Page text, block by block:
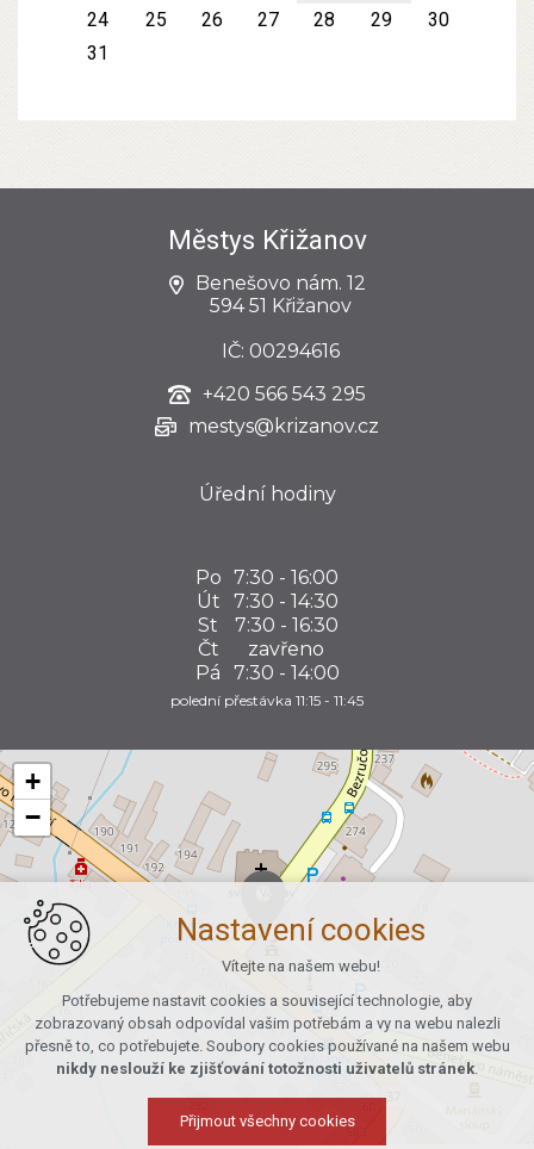
24
25 26 27 28 29
30
31
Městys Křižanov
Benešovo nám. 12
594 51 Křižanov
IČ: 00294616
+420 566 543 295
mestys@krizanov.cz
Úřední hodiny
Po 7:30 - 16:00
Út
7:30 - 14:30
St
7:30 - 16:30
Čt
zavřeno
Pá
7:30 - 14:00
polední přestávka 11:15 - 11:45
+
−
Nastavení cookies
Vítejte na našem webu!
Potřebujeme nastavit cookies a související technologie, aby
zobrazovaný obsah odpovídal vašim potřebám a vy na webu nalezli
přesně to, co potřebujete. Soubory cookies používané na našem webu
nikdy neslouží ke zjišťování totožnosti uživatelů stránek.
Přijmout všechny cookies